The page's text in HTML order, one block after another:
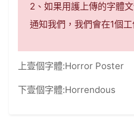
2、如果用護上傳的字體
通知我們，我們會在1個
上壹個字體:Horror Poster
下壹個字體:Horrendous